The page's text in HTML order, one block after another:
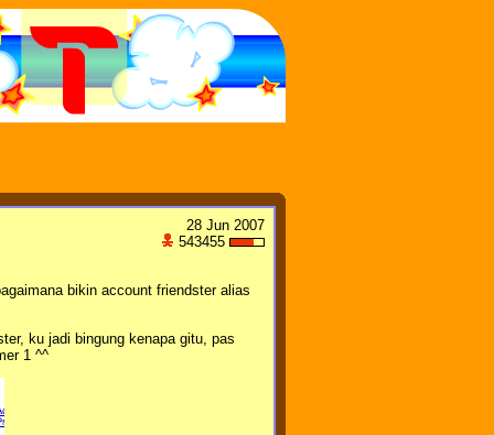
28 Jun 2007
543455
bikin account friendster alias
ku jadi bingung kenapa gitu, pas
1 ^^